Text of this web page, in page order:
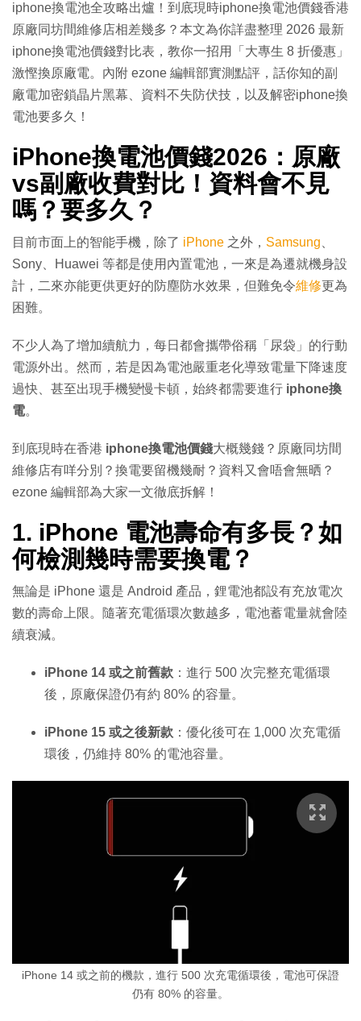
iphone換電池全攻略出爐！到底現時iphone換電池價錢香港
原廠同坊間維修店相差幾多？本文為你詳盡整理 2026 最新
iphone換電池價錢對比表，教你一招用「大專生 8 折優惠」
激慳換原廠電。內附 ezone 編輯部實測點評，話你知的副
廠電加密鎖晶片黑幕、資料不失防伏技，以及解密iphone換
電池要多久！
iPhone換電池價錢2026：原廠
vs副廠收費對比！資料會不見
嗎？要多久？
目前市面上的智能手機，除了 iPhone 之外， Samsung
Sony、Huawei 等都是使用內置電池，一來是為遷就機身設
計，二來亦能更供更好的防塵防水效果，但難免令維修更為
困難。
不少人為了增加續航力，每日都會攜帶俗稱「尿袋」的行動
電源外出。然而，若是因為電池嚴重老化導致電量下降速度
過快、甚至出現手機變慢卡頓，始終都需要進行 iphone換
電。
到底現時在香港 iphone換電池價錢大概幾錢？原廠同坊間
維修店有咩分別？換電要留機幾耐？資料又會唔會無晒？
ezone 編輯部為大家一文徹底拆解！
1. iPhone 電池壽命有多長？如
何檢測幾時需要換電？
無論是 iPhone 還是 Android 產品，鋰電池都設有充放電次
數的壽命上限。隨著充電循環次數越多，電池蓄電量就會陸
續衰減。
iPhone 14 或之前舊款 ：進行 500 次完整充電循環
後，原廠保證仍有約 80% 的容量。
iPhone 15 或之後新款 ：優化後可在 1,000 次充電循
環後，仍維持 80% 的電池容量。
iPhone 14 或之前的機款，進行 500 次充電循環後，電池可保證
仍有 80% 的容量。